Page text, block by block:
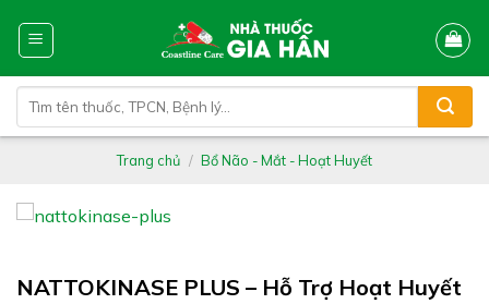
kiếm:
Trang chủ / Bổ Não - Mắt - Hoạt Huyết
NATTOKINASE PLUS – Hỗ Trợ Hoạt Huyết